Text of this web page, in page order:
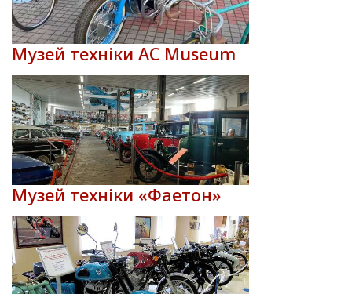
Музей техніки AC Museum
Музей техніки «Фаетон»